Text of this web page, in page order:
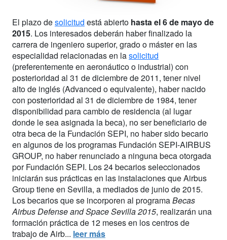
El plazo desolicitud está abierto hasta el 6 de mayo de
2015. Los interesados deberán haber finalizado la
carrera de ingeniero superior, grado o máster en las
especialidad relacionadas en lasolicitud
(preferentemente en aeronáutico o industrial) con
posterioridad al 31 de diciembre de 2011, tener nivel
alto de inglés (Advanced o equivalente), haber nacido
con posterioridad al 31 de diciembre de 1984, tener
disponibilidad para cambio de residencia (al lugar
donde le sea asignada la beca), no ser beneficiario de
otra beca de la Fundación SEPI, no haber sido becario
en algunos de los programas Fundación SEPI-AIRBUS
GROUP, no haber renunciado a ninguna beca otorgada
por Fundación SEPI. Los 24 becarios seleccionados
iniciarán sus prácticas en las instalaciones que Airbus
Group tiene en Sevilla, a mediados de junio de 2015.
Los becarios que se incorporen al programaBecas
Airbus Defense and Space Sevilla 2015, realizarán una
formación práctica de 12 meses en los centros de
trabajo de Airb... leer más